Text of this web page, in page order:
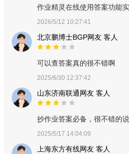
作业精灵在线使用答案功能
2026/5/12 10:27:41
北京鹏博士BGP网友 客人
可以查答案真的很不错啊
2025/6/30 12:37:42
山东济南联通网友 客人
抄作业答案必备，很不错的说
2025/5/17 14:04:09
上海东方有线网友 客人